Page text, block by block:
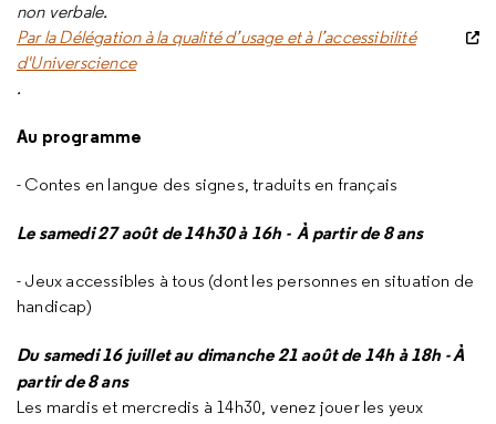
non verbale.
Par la Délégation à la qualité d’usage et à l’accessibilité
d'Universcience
.
Au programme
- Contes en langue des signes, traduits en français
Le samedi 27 août de 14h30 à 16h - À partir de 8 ans
- Jeux accessibles à tous (dont les personnes en situation de
handicap)
Du samedi 16 juillet au dimanche 21 août de 14h à 18h - À
partir de 8 ans
Les mardis et mercredis à 14h30, venez jouer les yeux